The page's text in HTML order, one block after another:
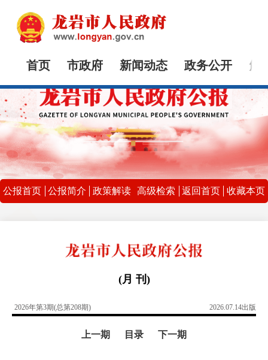
首页 市政府 新闻动态 政务公开 解
公报首页 公报简介 政策解读 高级检索 返回首页 收藏本页
(月 刊)
2026年第3期(总第208期) 2026.07.14出版
上一期 目录 下一期